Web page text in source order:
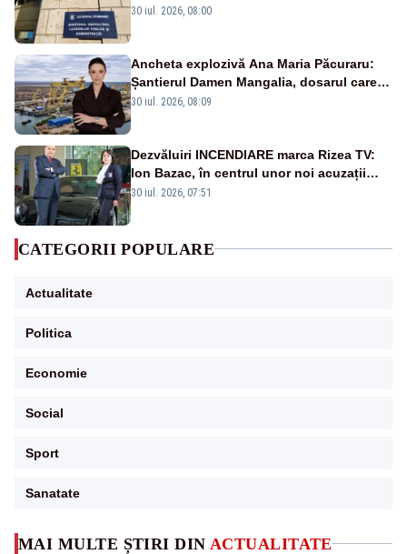
MAI MULTE ȘTIRI DIN ACTUALITATE
ies în stradă
30 iul. 2026, 08:00
Ancheta explozivă Ana Maria Păcuraru:
Șantierul Damen Mangalia, dosarul care
scufundă apărarea României
30 iul. 2026, 08:09
Dezvăluiri INCENDIARE marca Rizea TV:
Ion Bazac, în centrul unor noi acuzații
publice
30 iul. 2026, 07:51
CATEGORII POPULARE
Actualitate
Politica
Economie
Social
Sport
Sanatate